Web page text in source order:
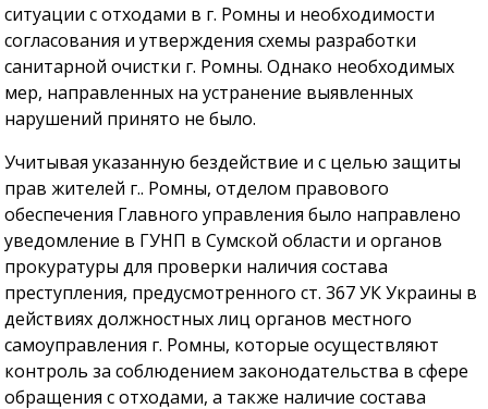
ситуации с отходами в г. Ромны и необходимости
согласования и утверждения схемы разработки
санитарной очистки г. Ромны. Однако необходимых
мер, направленных на устранение выявленных
нарушений принято не было.
Учитывая указанную бездействие и с целью защиты
прав жителей г.. Ромны, отделом правового
обеспечения Главного управления было направлено
уведомление в ГУНП в Сумской области и органов
прокуратуры для проверки наличия состава
преступления, предусмотренного ст. 367 УК Украины в
действиях должностных лиц органов местного
самоуправления г. Ромны, которые осуществляют
контроль за соблюдением законодательства в сфере
обращения с отходами, а также наличие состава